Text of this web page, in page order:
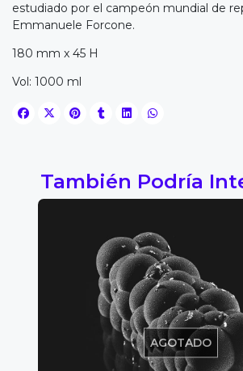
estudiado por el campeón mundial de
Emmanuele Forcone.
180 mm x 45 H
Vol: 1000 ml
También Podría
AGOTADO